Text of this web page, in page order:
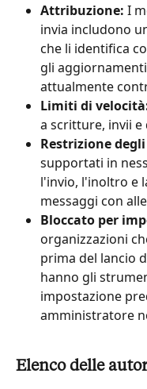
Attribuzione: I
invia includono
che li identifica
gli
attualmente
Limiti di
a scritture, invii e
Restrizione
supportati in
l'invio, l'inoltro e
messaggi con
Bloccato per
organizzazioni
prima del lancio
hanno gli
impostazione
amministratore
Elenco delle